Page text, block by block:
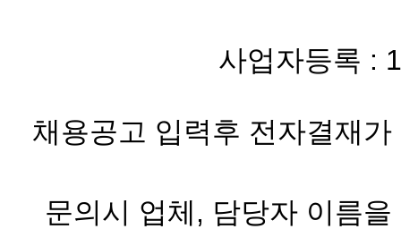
사업자등록 :
채용공고 입력후 전자결재
문의시 업체, 담당자 이름